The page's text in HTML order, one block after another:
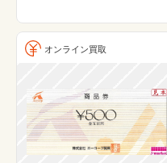
オンライン買取